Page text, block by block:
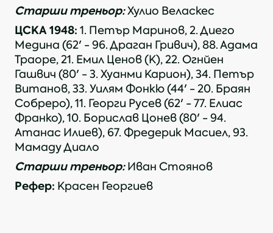
Старши треньор:Хулио Веласкес
ЦСКА 1948: 1. Петър Маринов, 2. Диего
Медина (62' - 96. Драган Гривич), 88. Адама
Траоре, 21. Емил Ценов (К), 22. Огнйен
Гашвич (80' - 3. Хуанми Карион), 34. Петър
Витанов, 33. Уилям Фонкю (44' - 20. Браян
Собреро), 11. Георги Русев (62' - 77. Елиас
Франко), 10. Борислав Цонев (80' - 94.
Атанас Илиев), 67. Фредерик Масиел, 93.
Мамаду Диало
Старши треньор:Иван Стоянов
Рефер: Красен Георгиев